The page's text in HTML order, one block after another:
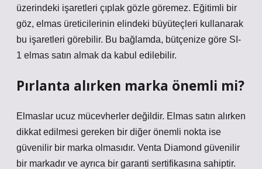
üzerindeki işaretleri çıplak gözle göremez. Eğitimli bir
göz, elmas üreticilerinin elindeki büyüteçleri kullanarak
bu işaretleri görebilir. Bu bağlamda, bütçenize göre SI-
1 elmas satın almak da kabul edilebilir.
Pırlanta alırken marka önemli mi?
Elmaslar ucuz mücevherler değildir. Elmas satın alırken
dikkat edilmesi gereken bir diğer önemli nokta ise
güvenilir bir marka olmasıdır. Venta Diamond güvenilir
bir markadır ve ayrıca bir garanti sertifikasına sahiptir.